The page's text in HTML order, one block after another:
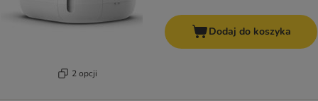
2 opcji
Dodaj do koszyka